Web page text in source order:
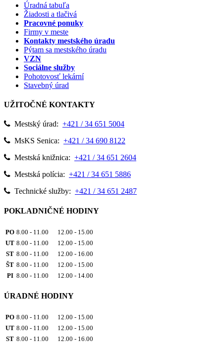
Úradná tabuľa
Žiadosti a tlačivá
Pracovné ponuky
Firmy v meste
Kontakty mestského úradu
Pýtam sa mestského úradu
VZN
Sociálne služby
Pohotovosť lekární
Stavebný úrad
UŽITOČNÉ KONTAKTY
Mestský úrad: +421 / 34 651 5004
MsKS Senica: +421 / 34 690 8122
Mestská knižnica: +421 / 34 651 2604
Mestská polícia: +421 / 34 651 5886
Technické služby: +421 / 34 651 2487
POKLADNIČNÉ HODINY
PO 8.00 - 11.00 12.00 - 15.00
UT 8.00 - 11.00 12.00 - 15.00
ST 8.00 - 11.00 12.00 - 16.00
ŠT 8.00 - 11.00 12.00 - 15.00
PI 8.00 - 11.00 12.00 - 14.00
ÚRADNÉ HODINY
PO 8.00 - 11.00 12.00 - 15.00
UT 8.00 - 11.00 12.00 - 15.00
ST 8.00 - 11.00 12.00 - 16.00